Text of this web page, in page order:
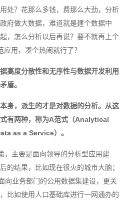
处？花那么多钱，费那么大劲，分析
府做大数据，难道就是建个数据中
，怎么分析以后再说？要不就再上个
用，凑个热闹就行了？
高度分散性和无序性与数据开发利用
盾。
身，派生的才是对数据的分析。从这
有两种，称为A范式（Analytical
as a Service）。
，主要是面向领导的分析型应用建
的结果，比如现在很火的城市大脑；
向业务部门的公用数据集建设，更关
比如使用人口基础库进行一网通办的